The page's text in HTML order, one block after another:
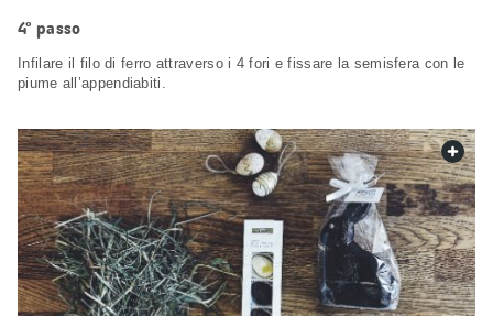
4° passo
Infilare il filo di ferro attraverso i 4 fori e fissare la semisfera con le
piume all’appendiabiti.